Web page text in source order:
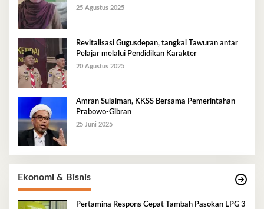
Berkelanjutan
25 Agustus 2025
Revitalisasi Gugusdepan, tangkal Tawuran antar
Pelajar melalui Pendidikan Karakter
20 Agustus 2025
Amran Sulaiman, KKSS Bersama Pemerintahan
Prabowo-Gibran
25 Juni 2025
Ekonomi & Bisnis
Pertamina Respons Cepat Tambah Pasokan LPG 3